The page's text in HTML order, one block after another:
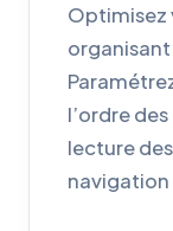
Optimisez
organisant
l’ordre
lecture